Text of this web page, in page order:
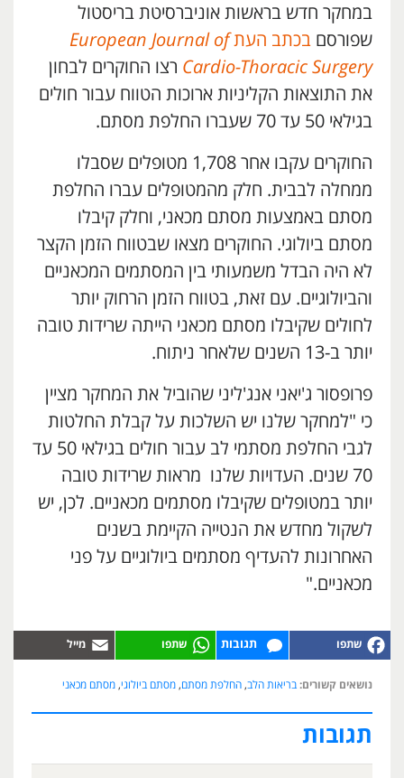
במחקר חדש בראשות אוניברסיטת בריסטול
שפורסם בכתב העתEuropean Journal of
Cardio-Thoracic Surgery רצו החוקרים לבחון
את התוצאות הקליניות ארוכות הטווח עבור חולים
בגילאי 50 עד 70 שעברו החלפת מסתם.
החוקרים עקבו אחר 1,708 מטופלים שסבלו
ממחלה לבבית. חלק מהמטופלים עברו החלפת
מסתם באמצעות מסתם מכאני, וחלק קיבלו
מסתם ביולוגי. החוקרים מצאו שבטווח הזמן הקצר
לא היה הבדל משמעותי בין המסתמים המכאניים
והביולוגיים. עם זאת, בטווח הזמן הרחוק יותר
לחולים שקיבלו מסתם מכאני הייתה שרידות טובה
יותר ב-13 השנים שלאחר ניתוח.
פרופסור ג'יאני אנג'ליני שהוביל את המחקר מציין
כי "למחקר שלנו יש השלכות על קבלת החלטות
לגבי החלפת מסתמי לב עבור חולים בגילאי 50 עד
70 שנים. העדויות שלנו מראות שרידות טובה
יותר במטופלים שקיבלו מסתמים מכאניים. לכן, יש
לשקול מחדש את הנטייה הקיימת בשנים
האחרונות להעדיף מסתמים ביולוגיים על פני
מכאניים."
תגובות
נושאים קשורים: בריאות הלב, החלפת מסתם, מסתם ביולוגי, מסתם מכאני
תגובות